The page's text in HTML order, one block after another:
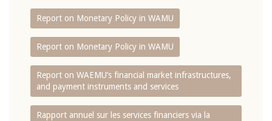
Report on Monetary Policy in WAMU
Report on Monetary Policy in WAMU
Report on WAEMU’s financial market infrastructures,
and payment instruments and services
Rapport annuel sur les services financiers via la